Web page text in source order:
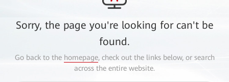
Sorry, the page you're looking for can't be
found.
Go back to the homepage, check out the links below, or search
across the entire website.